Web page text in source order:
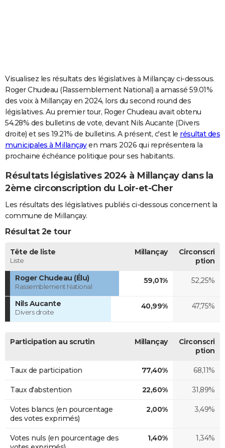
Carte de Noël
Carte Bonne année
Carte Saint-Valentin
Carte Pâques
Carte d'anniversaire
DICTIONNAIRE
Dictionnaire
Biographies
Citations
Expressions
Proverbes
PROGRAMME TV
COPAINS D'AVANT
S'inscrire
Se connecter
Lycées
Collèges
Primaires
Universités
Entreprises
Service militaire
Avis de recherche
AVIS DE DÉCÈS
FORUM
Bricolage
Lifestyle
Culture
Sport
Auto
Television
Voyage
Cinema
Visualisez les résultats des législatives à Millançay ci-dessous.
Roger Chudeau (Rassemblement National) a amassé 59.01%
des voix à Millançay en 2024, lors du second round des
législatives. Au premier tour, Roger Chudeau avait obtenu
54.28% des bulletins de vote, devant Nils Aucante (Divers
droite) et ses 19.21% de bulletins. A présent, c'est le résultat des
municipales à Millançayen mars 2026 qui représentera la
prochaine échéance politique pour ses habitants.
Résultats législatives 2024 à Millançay dans la
2ème circonscription du Loir-et-Cher
Les résultats des législatives publiés ci-dessous concernent la
commune de Millançay.
Résultat 2e tour
Tête de liste
Liste
Millançay
Circonscri
ption
Roger Chudeau (Élu)
Rassemblement National
59,01% 52,25%
Nils Aucante
Divers droite
40,99% 47,75%
Participation au scrutin Millançay
Circonscri
ption
Taux de participation 77,40% 68,11%
Taux d'abstention 22,60% 31,89%
Votes blancs (en pourcentage
des votes exprimés)
2,00% 3,49%
Votes nuls (en pourcentage des
1,40% 1,34%